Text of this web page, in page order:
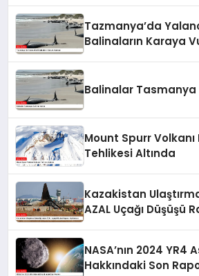
Tazmanya’da
Balinaların Karaya
Balinalar Tasmanya
Mount Spurr
Tehlikesi Altında
Kazakistan
AZAL Uçağı Düşüşü
NASA’nın 2024 YR4
Hakkındaki Son